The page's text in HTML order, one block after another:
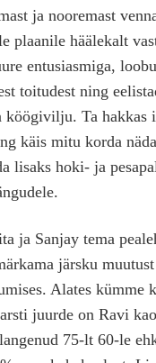
ja nooremast
plaanile häälekalt
entusiasmiga,
toitudest ning
Ta hakkas
käis mitu korda
lisaks hoki- ja
ja Sanjay tema
järsku
Alates kümme
juurde on Ravi
75-lt 60-le